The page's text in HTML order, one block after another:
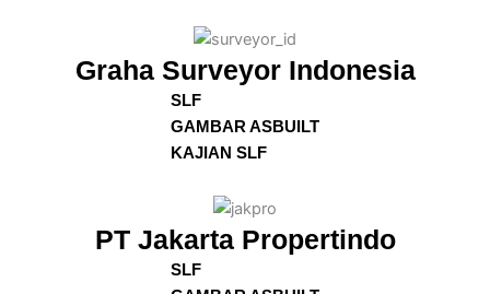
Graha Surveyor Indonesia
SLF
GAMBAR ASBUILT
KAJIAN SLF
PT Jakarta Propertindo
SLF